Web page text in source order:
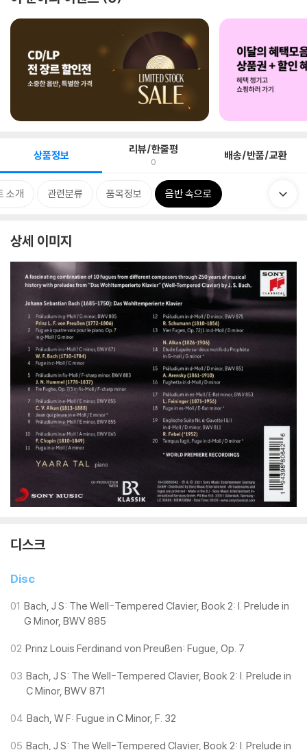
상품정보 리뷰/한줄평
0 배송/반품/교환
소개 관련분류 품목정보 음반 속으로
상세 이미지
디스크
Disc
01 Bach, J S: The Well-Tempered Clavier, Book 2: I. Prelude in
G Minor, BWV 885
02 Prinz Louis Ferdinand von Preußen: Fugue, Op. 7
03 Bach, J S: The Well-Tempered Clavier, Book 2: I. Prelude in
C Minor, BWV 871
04 Bach, W F: Fugue in C Minor, F. 32
05 Bach, J S: The Well-Tempered Clavier, Book 2: I. Prelude in